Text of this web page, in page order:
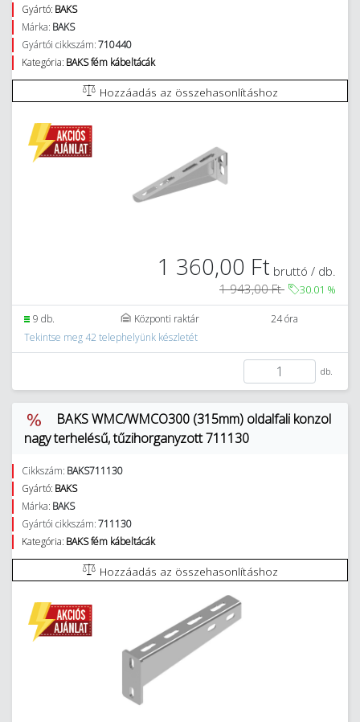
Gyártó: BAKS
Márka: BAKS
Gyártói cikkszám:710440
Kategória: BAKS fém kábeltácák
Hozzáadás az összehasonlításhoz
1 360,00 Ft bruttó / db.
1 943,00 Ft
30.01 %
9 db. Központi raktár
24 óra
Tekintse meg 42 telephelyünk készletét
db.
BAKS WMC/WMCO300 (315mm) oldalfali konzol
nagy terhelésű, tűzihorganyzott 711130
Cikkszám: BAKS711130
Gyártó: BAKS
Márka: BAKS
Gyártói cikkszám:711130
Kategória: BAKS fém kábeltácák
Hozzáadás az összehasonlításhoz